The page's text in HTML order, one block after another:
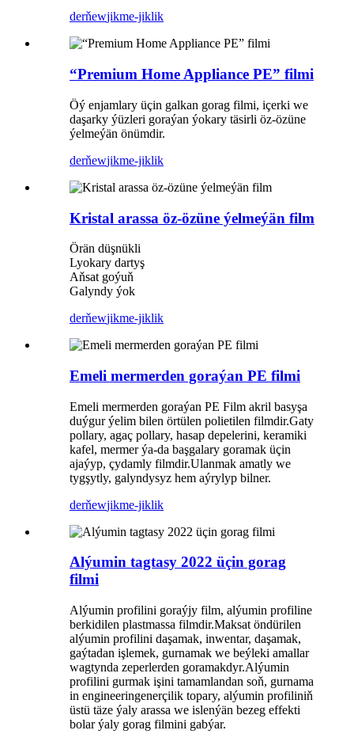
derňewjikme-jiklik
“Premium Home Appliance PE” filmi
Öý enjamlary üçin galkan gorag filmi, içerki we
daşarky ýüzleri goraýan ýokary täsirli öz-özüne
ýelmeýän önümdir.
derňewjikme-jiklik
Kristal arassa öz-özüne ýelmeýän film
Örän düşnükli
Lyokary dartyş
Aňsat goýuň
Galyndy ýok
derňewjikme-jiklik
Emeli mermerden goraýan PE filmi
Emeli mermerden goraýan PE Film akril basyşa
duýgur ýelim bilen örtülen polietilen filmdir.Gaty
pollary, agaç pollary, hasap depelerini, keramiki
kafel, mermer ýa-da başgalary goramak üçin
ajaýyp, çydamly filmdir.Ulanmak amatly we
tygşytly, galyndysyz hem aýrylyp bilner.
derňewjikme-jiklik
Alýumin tagtasy 2022 üçin gorag
filmi
Alýumin profilini goraýjy film, alýumin profiline
berkidilen plastmassa filmdir.Maksat öndürilen
alýumin profilini daşamak, inwentar, daşamak,
gaýtadan işlemek, gurnamak we beýleki amallar
wagtynda zeperlerden goramakdyr.Alýumin
profilini gurmak işini tamamlandan soň, gurnama
in engineeringenerçilik topary, alýumin profiliniň
üstü täze ýaly arassa we islenýän bezeg effekti
bolar ýaly gorag filmini gabýar.